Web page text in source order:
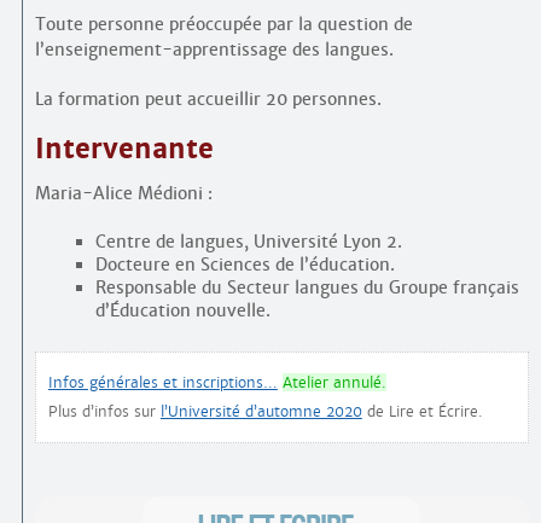
Toute personne préoccupée par la question de
l’enseignement-apprentissage des langues.
La formation peut accueillir 20 personnes.
Intervenante
Maria-Alice Médioni :
Centre de langues, Université Lyon 2.
Docteure en Sciences de l’éducation.
Responsable du Secteur langues du Groupe français
d’Éducation nouvelle.
Infos générales et inscriptions…
Atelier annulé.
Plus d’infos sur l’Université d’automne 2020de Lire et Écrire.